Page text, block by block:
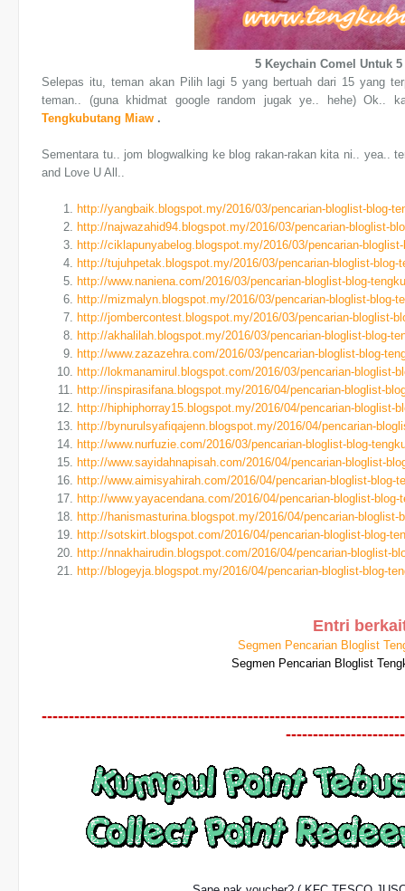
5 Keychain Comel Untuk
Selepas itu, teman akan Pilih lagi 5 yang bertuah dari 15 yang
teman.. (guna khidmat google random jugak ye.. hehe) Ok..
Tengkubutang Miaw .
Sementara tu.. jom blogwalking ke blog rakan-rakan kita ni.. yea..
and Love U All..
http://yangbaik.blogspot.my/2016/03/pencarian-bloglist-blog-
http://najwazahid94.blogspot.my/2016/03/pencarian-bloglist-
http://ciklapunyabelog.blogspot.my/2016/03/pencarian-
http://tujuhpetak.blogspot.my/2016/03/pencarian-bloglist-blog-
http://www.naniena.com/2016/03/pencarian-bloglist-blog-
http://mizmalyn.blogspot.my/2016/03/pencarian-bloglist-blog-
http://jombercontest.blogspot.my/2016/03/pencarian-bloglist-
http://akhalilah.blogspot.my/2016/03/pencarian-bloglist-blog-
http://www.zazazehra.com/2016/03/pencarian-bloglist-blog-
http://lokmanamirul.blogspot.com/2016/03/pencarian-bloglist-
http://inspirasifana.blogspot.my/2016/04/pencarian-bloglist-
http://hiphiphorray15.blogspot.my/2016/04/pencarian-bloglist-
http://bynurulsyafiqajenn.blogspot.my/2016/04/pencarian-
http://www.nurfuzie.com/2016/03/pencarian-bloglist-blog-
http://www.sayidahnapisah.com/2016/04/pencarian-bloglist-
http://www.aimisyahirah.com/2016/04/pencarian-bloglist-blog-
http://www.yayacendana.com/2016/04/pencarian-bloglist-
http://hanismasturina.blogspot.my/2016/04/pencarian-bloglist-
http://sotskirt.blogspot.com/2016/04/pencarian-bloglist-blog-
http://nnakhairudin.blogspot.com/2016/04/pencarian-bloglist-
http://blogeyja.blogspot.my/2016/04/pencarian-bloglist-blog-
Entri
Segmen Pencarian Bloglist
Segmen Pencarian Bloglist